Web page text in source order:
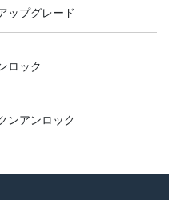
ップグレード
ロック
ンアンロック